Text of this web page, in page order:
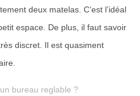
deux matelas. C’est l’idéal
espace. De plus, il faut savoir
discret. Il est quasiment
bureau reglable ?